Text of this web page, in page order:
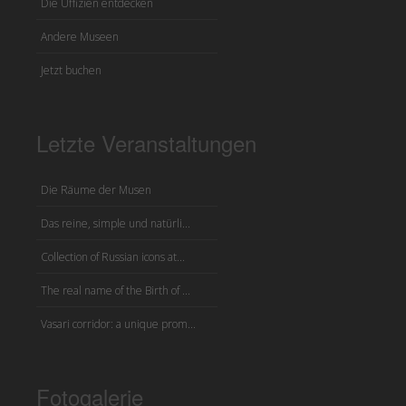
Die Uffizien entdecken
Andere Museen
Jetzt buchen
Letzte Veranstaltungen
Die Räume der Musen
Das reine, simple und natürli...
Collection of Russian icons at...
The real name of the Birth of ...
Vasari corridor: a unique prom...
Fotogalerie